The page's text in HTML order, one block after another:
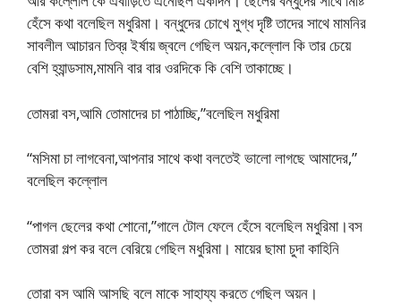
হেঁসে কথা বলেছিল মধুরিমা। বন্ধুদের চোখে মুগ্ধ দৃষ্টি তাদের সাথে মামনির
সাবলীল আচারন তিব্র ইর্ষায় জ্বলে গেছিল অয়ন,কল্লোল কি তার চেয়ে
বেশি হ্যান্ডসাম,মামনি বার বার ওরদিকে কি বেশি তাকাচ্ছে।
তোমরা বস,আমি তোমাদের চা পাঠাচ্ছি,”বলেছিল মধুরিমা
“মসিমা চা লাগবেনা,আপনার সাথে কথা বলতেই ভালো লাগছে আমাদের,”
বলেছিল কল্লোল
“পাগল ছেলের কথা শোনো,”গালে টোল ফেলে হেঁসে বলেছিল মধুরিমা।বস
তোমরা গল্প কর বলে বেরিয়ে গেছিল মধুরিমা। মায়ের ছামা চুদা কাহিনি
তোরা বস আমি আসছি বলে মাকে সাহায্য করতে গেছিল অয়ন।